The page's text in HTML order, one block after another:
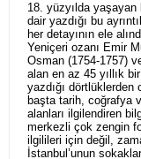
18. yüzyılda yaşayan
dair yazdığı bu
her detayının ele
Yeniçeri ozanı Emir
Osman (1754-1757)
alan en az 45 yıllık
yazdığı dörtlüklerden
başta tarih, coğrafya
alanları ilgilendiren
merkezli çok zengin
ilgilileri için değil,
İstanbul’unun